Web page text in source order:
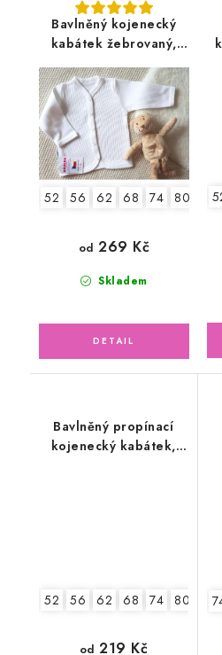
Bavlněný kojenecký
kabátek žebrovaný,
52 56 62 68 74 80
Skladem
od 269 Kč
Bavlněný propínací
kojenecký kabátek,
52 56 62 68 74 80
od 219 Kč